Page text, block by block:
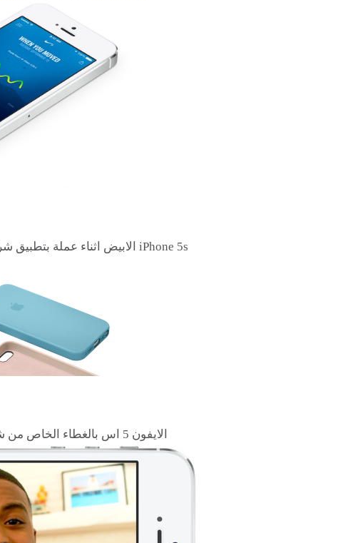
iPhone 5s الابيض اثناء عملة بتطبيق شركة Nike الجديد و الذي يدعى Nike+ Move
الايفون 5 اس بالغطاء الخاص من شركة ابل و الذي يحمل علامتها التجارية .